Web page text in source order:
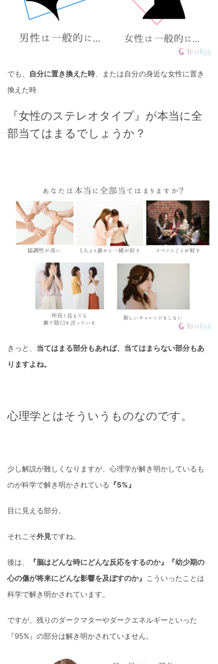
でも、 自分に置き換えた時、または自分の身近な女性に置き
換えた時
『女性のステレオタイプ』が本当に全
部当てはまるでしょうか？
きっと、 当てはまる部分もあれば、当てはまらない部分もあ
りますよね。
心理学とはそういうものなのです。
少し解説が難しくなりますが、心理学が解き明かしているも
のが科学で解き明かされている 『5%』
目に見える部分。
それこそ外見ですね。
後は、
『脳はどんな時にどんな反応をするのか』『幼少期の
心の傷が将来にどんな影響を及ぼすのか』 こういったことは
科学で解き明かされています。
ですが、残りのダークマターやダークエネルギーといった
『95%』の部分は解き明かされていません。